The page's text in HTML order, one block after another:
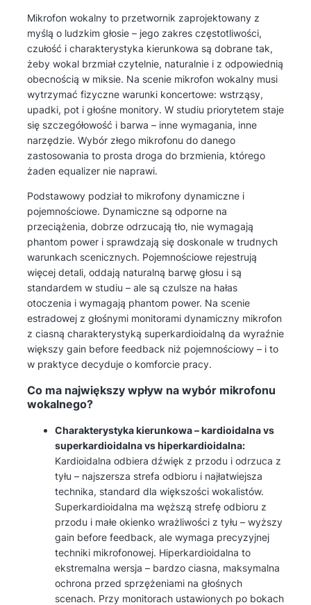
Mikrofon wokalny to przetwornik zaprojektowany z
myślą o ludzkim głosie – jego zakres częstotliwości,
czułość i charakterystyka kierunkowa są dobrane tak,
żeby wokal brzmiał czytelnie, naturalnie i z odpowiednią
obecnością w miksie. Na scenie mikrofon wokalny musi
wytrzymać fizyczne warunki koncertowe: wstrząsy,
upadki, pot i głośne monitory. W studiu priorytetem staje
się szczegółowość i barwa – inne wymagania, inne
narzędzie. Wybór złego mikrofonu do danego
zastosowania to prosta droga do brzmienia, którego
żaden equalizer nie naprawi.
Podstawowy podział to mikrofony dynamiczne i
pojemnościowe. Dynamiczne są odporne na
przeciążenia, dobrze odrzucają tło, nie wymagają
phantom power i sprawdzają się doskonale w trudnych
warunkach scenicznych. Pojemnościowe rejestrują
więcej detali, oddają naturalną barwę głosu i są
standardem w studiu – ale są czulsze na hałas
otoczenia i wymagają phantom power. Na scenie
estradowej z głośnymi monitorami dynamiczny mikrofon
z ciasną charakterystyką superkardioidalną da wyraźnie
większy gain before feedback niż pojemnościowy – i to
w praktyce decyduje o komforcie pracy.
Co ma największy wpływ na wybór mikrofonu
wokalnego?
Charakterystyka kierunkowa – kardioidalna vs
superkardioidalna vs hiperkardioidalna:
Kardioidalna odbiera dźwięk z przodu i odrzuca z
tyłu – najszersza strefa odbioru i najłatwiejsza
technika, standard dla większości wokalistów.
Superkardioidalna ma węższą strefę odbioru z
przodu i małe okienko wrażliwości z tyłu – wyższy
gain before feedback, ale wymaga precyzyjnej
techniki mikrofonowej. Hiperkardioidalna to
ekstremalna wersja – bardzo ciasna, maksymalna
ochrona przed sprzężeniami na głośnych
scenach. Przy monitorach ustawionych po bokach